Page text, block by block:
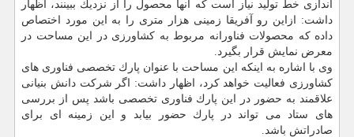
اندازی خط تولید نیاز است كه آنها محصول را از نزدیك ببینند، اظهار
داشت: ازاین رو آفریقا زمینی هزار متری را به این مورد اختصاص
داده كه محصولات فناورانه مربوط به كشاورزی در این مساحت در
معرض نمایش قرار بگیرد.
وی با اشاره به اینكه این مساحت با عنوان پارك تخصصی فناوری های
كشاورزی فعالیت خواهد كرد، اظهار داشت: اگر شركت دانش بنیانی
علاقمند به حضور در این پارك فناوری تخصصی باشد پس از بررسی
های ستاد می تواند در پارك حضور بیابد و این زمینه ای برای
صادراتش باشد.